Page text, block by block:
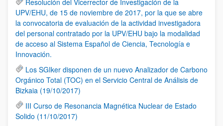
UPV/EHU, de 15 de noviembre de 2017, por la que se abre
la convocatoria de evaluación de la actividad investigadora
del personal contratado por la UPV/EHU bajo la modalidad
de acceso al Sistema Español de Ciencia, Tecnología e
Innovación.
Los SGIker disponen de un nuevo Analizador de Carbono
Orgánico Total (TOC) en el Servicio Central de Análisis de
Bizkaia (19/10/2017)
III Curso de Resonancia Magnética Nuclear de Estado
Solido (11/10/2017)